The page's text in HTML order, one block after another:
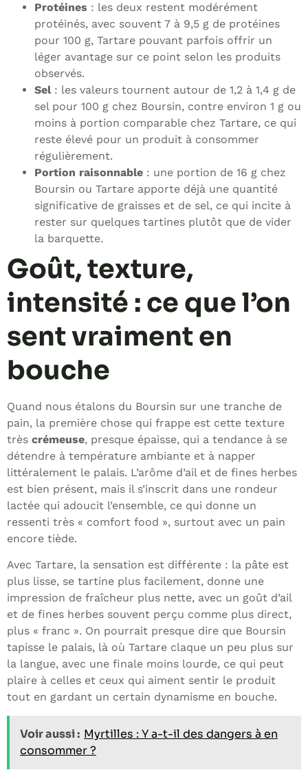
Protéines : les deux restent modérément
protéinés, avec souvent 7 à 9,5 g de protéines
pour 100 g, Tartare pouvant parfois offrir un
léger avantage sur ce point selon les produits
observés.
Sel : les valeurs tournent autour de 1,2 à 1,4 g de
sel pour 100 g chez Boursin, contre environ 1 g ou
moins à portion comparable chez Tartare, ce qui
reste élevé pour un produit à consommer
régulièrement.
Portion raisonnable : une portion de 16 g chez
Boursin ou Tartare apporte déjà une quantité
significative de graisses et de sel, ce qui incite à
rester sur quelques tartines plutôt que de vider
la barquette.
Goût, texture,
intensité : ce que l’on
sent vraiment en
bouche
Quand nous étalons du Boursin sur une tranche de
pain, la première chose qui frappe est cette texture
très crémeuse, presque épaisse, qui a tendance à se
détendre à température ambiante et à napper
littéralement le palais. L’arôme d’ail et de fines herbes
est bien présent, mais il s’inscrit dans une rondeur
lactée qui adoucit l’ensemble, ce qui donne un
ressenti très « comfort food », surtout avec un pain
encore tiède.
Avec Tartare, la sensation est différente : la pâte est
plus lisse, se tartine plus facilement, donne une
impression de fraîcheur plus nette, avec un goût d’ail
et de fines herbes souvent perçu comme plus direct,
plus « franc ». On pourrait presque dire que Boursin
tapisse le palais, là où Tartare claque un peu plus sur
la langue, avec une finale moins lourde, ce qui peut
plaire à celles et ceux qui aiment sentir le produit
tout en gardant un certain dynamisme en bouche.
Voir aussi : Myrtilles : Y a-t-il des dangers à en
consommer ?